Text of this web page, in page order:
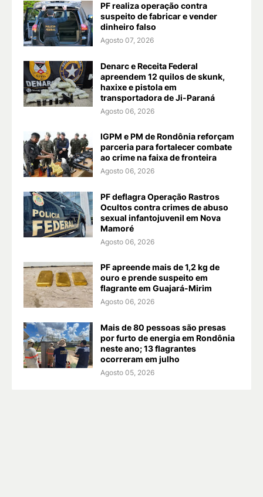
PF realiza operação contra
suspeito de fabricar e vender
dinheiro falso
Agosto 07, 2026
Denarc e Receita Federal
apreendem 12 quilos de skunk,
haxixe e pistola em
transportadora de Ji-Paraná
Agosto 06, 2026
IGPM e PM de Rondônia reforçam
parceria para fortalecer combate
ao crime na faixa de fronteira
Agosto 06, 2026
PF deflagra Operação Rastros
Ocultos contra crimes de abuso
sexual infantojuvenil em Nova
Mamoré
Agosto 06, 2026
PF apreende mais de 1,2 kg de
ouro e prende suspeito em
flagrante em Guajará-Mirim
Agosto 06, 2026
Mais de 80 pessoas são presas
por furto de energia em Rondônia
neste ano; 13 flagrantes
ocorreram em julho
Agosto 05, 2026